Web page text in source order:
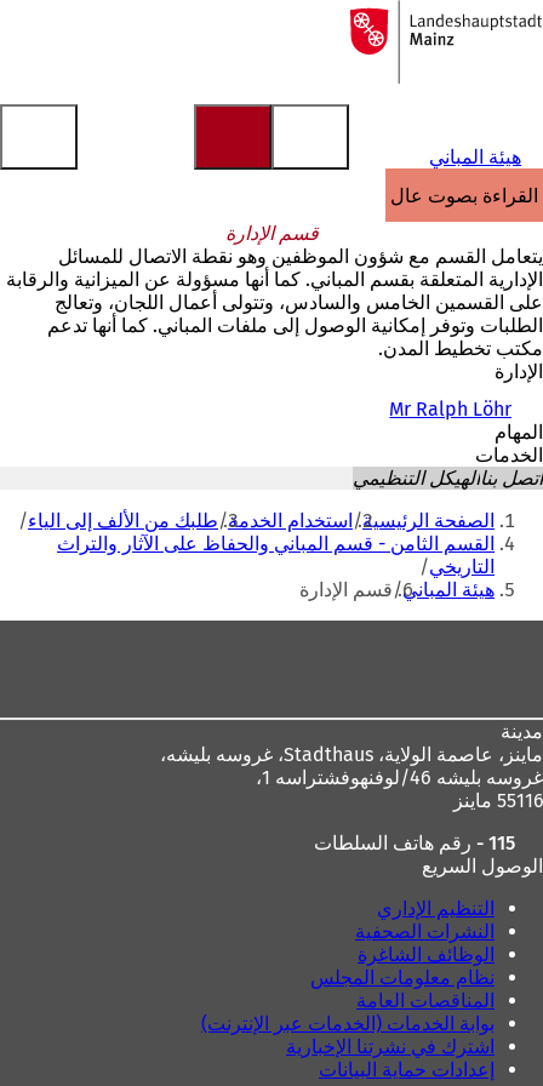
الانتقال إلى المحتوى
إلى
الصفحة
هيئة المباني
القراءة بصوت عالٍ
قسم الإدارة
يتعامل القسم مع شؤون الموظفين وهو نقطة الاتصال للمسائل
الإدارية المتعلقة بقسم المباني. كما أنها مسؤولة عن الميزانية والرقابة
على القسمين الخامس والسادس، وتتولى أعمال اللجان، وتعالج
الطلبات وتوفر إمكانية الوصول إلى ملفات المباني. كما أنها تدعم
مكتب تخطيط المدن.
الإدارة
Mr Ralph Löhr
المهام
الخدمات
اتصل بناالهيكل التنظيمي
أنت
هنا
الصفحة الرئيسية استخدام الخدمة طلبك من الألف إلى الياء
القسم الثامن - قسم المباني والحفاظ على الآثار والتراث
التاريخي
هيئة المباني قسم الإدارة
مدينة
ماينز، عاصمة الولاية،
غروسه بليشه 46/لوفنهوفشتراسه 1،
55116 ماينز
115 - رقم هاتف السلطات
الوصول السريع
التنظيم الإداري
النشرات الصحفية
الوظائف الشاغرة
نظام معلومات المجلس
المناقصات العامة
بوابة الخدمات (الخدمات عبر الإنترنت)
اشترك في نشرتنا الإخبارية
إعدادات حماية البيانات